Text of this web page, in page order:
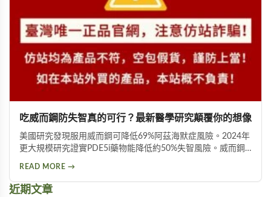
吃威而鋼防失智真的可行？最新醫學研究顛覆你的想像
美國研究發現服用威而鋼可降低69%阿茲海默症風險。2024年
更大規模研究證實PDE5i藥物能降低約50%失智風險。威而鋼
且有心血管疾病者不宜使用。
READ MORE →
近期文章